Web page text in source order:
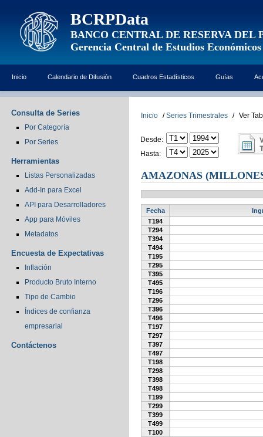
BCRPData
BANCO CENTRAL DE RESERVA DEL
Gerencia Central de Estudios Económicos
Inicio Calendario de Difusión Cuadros Estadísticos Guías
Consulta de Series
Por Categoría
Por Series
Herramientas
Listas Personalizadas
Add-In para Excel
API para Desarrolladores
App para Móviles
Metadatos
Encuesta de Expectativas
Inflación
Producto Bruto Interno
Tipo de Cambio
Índices de confianza
empresarial
Contáctenos
Inicio / Series Trimestrales / Ver
Desde:
Hasta:
AMAZONAS
Fecha
T194
T294
T394
T494
T195
T295
T395
T495
T196
T296
T396
T496
T197
T297
T397
T497
T198
T298
T398
T498
T199
T299
T399
T499
T100